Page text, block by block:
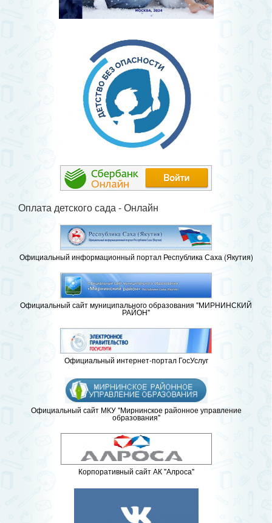
Оплата детского сада - Онлайн
Официальный информационный портал Республика Саха (Якутия)
Официальный сайт муниципального образования "МИРНИНСКИЙ
РАЙОН"
Официальный интернет-портал ГосУслуг
Официальный сайт МКУ "Мирнинское районное управление
образования"
Корпоративный сайт АК "Алроса"